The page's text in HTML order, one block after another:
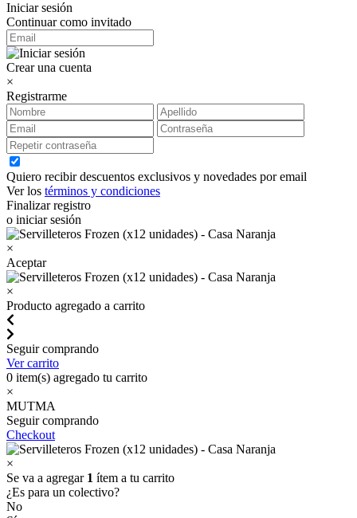
Iniciar sesión
Continuar como invitado
Crear una cuenta
×
Registrarme
Quiero recibir descuentos exclusivos y novedades por email
Ver los términos y condiciones
Finalizar registro
o iniciar sesión
×
Aceptar
×
Producto agregado a carrito
Seguir comprando
Ver carrito
0 item(s) agregado tu carrito
×
MUTMA
Seguir comprando
Checkout
×
Se va a agregar 1 ítem a tu carrito
¿Es para un colectivo?
No